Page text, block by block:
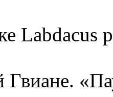
Labdacus
Гвиане.